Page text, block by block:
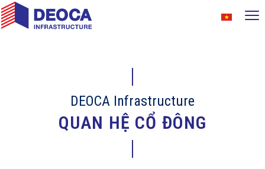
DEOCA Infrastructure
QUAN HỆ CỔ ĐÔNG